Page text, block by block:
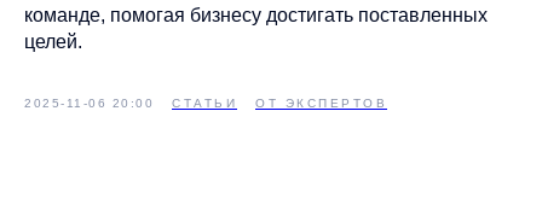
команде, помогая бизнесу достигать поставленных
целей.
2025-11-06 20:00 СТАТЬИ ОТ ЭКСПЕРТОВ